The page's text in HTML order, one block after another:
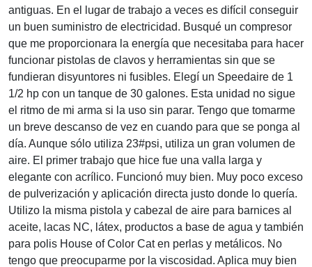
antiguas. En el lugar de trabajo a veces es difícil conseguir
un buen suministro de electricidad. Busqué un compresor
que me proporcionara la energía que necesitaba para hacer
funcionar pistolas de clavos y herramientas sin que se
fundieran disyuntores ni fusibles. Elegí un Speedaire de 1
1/2 hp con un tanque de 30 galones. Esta unidad no sigue
el ritmo de mi arma si la uso sin parar. Tengo que tomarme
un breve descanso de vez en cuando para que se ponga al
día. Aunque sólo utiliza 23#psi, utiliza un gran volumen de
aire. El primer trabajo que hice fue una valla larga y
elegante con acrílico. Funcionó muy bien. Muy poco exceso
de pulverización y aplicación directa justo donde lo quería.
Utilizo la misma pistola y cabezal de aire para barnices al
aceite, lacas NC, látex, productos a base de agua y también
para polis House of Color Cat en perlas y metálicos. No
tengo que preocuparme por la viscosidad. Aplica muy bien